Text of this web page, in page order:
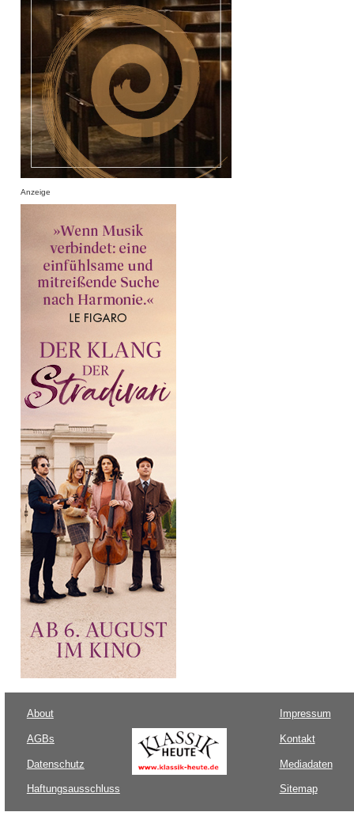
Anzeige
About
AGBs
Datenschutz
Haftungsausschluss
Impressum
Kontakt
Mediadaten
Sitemap